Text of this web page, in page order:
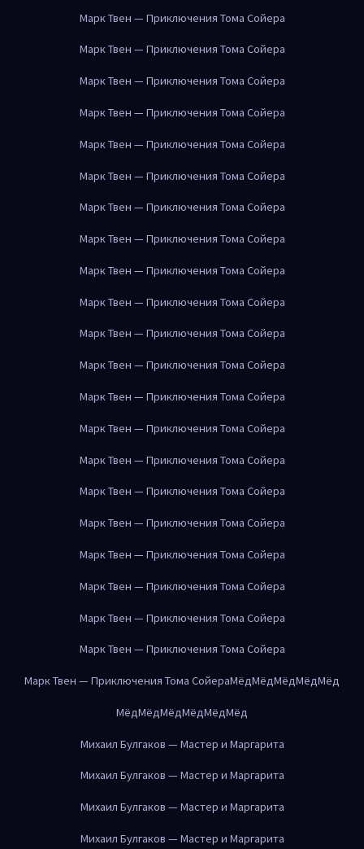
Марк Твен — Приключения Тома Сойера
Марк Твен — Приключения Тома Сойера
Марк Твен — Приключения Тома Сойера
Марк Твен — Приключения Тома Сойера
Марк Твен — Приключения Тома Сойера
Марк Твен — Приключения Тома Сойера
Марк Твен — Приключения Тома Сойера
Марк Твен — Приключения Тома Сойера
Марк Твен — Приключения Тома Сойера
Марк Твен — Приключения Тома Сойера
Марк Твен — Приключения Тома Сойера
Марк Твен — Приключения Тома Сойера
Марк Твен — Приключения Тома Сойера
Марк Твен — Приключения Тома Сойера
Марк Твен — Приключения Тома Сойера
Марк Твен — Приключения Тома Сойера
Марк Твен — Приключения Тома Сойера
Марк Твен — Приключения Тома Сойера
Марк Твен — Приключения Тома Сойера
Марк Твен — Приключения Тома Сойера
Марк Твен — Приключения Тома Сойера
Марк Твен — Приключения Тома СойераМёдМёдМёдМёдМёд
МёдМёдМёдМёдМёдМёд
Михаил Булгаков — Мастер и Маргарита
Михаил Булгаков — Мастер и Маргарита
Михаил Булгаков — Мастер и Маргарита
Михаил Булгаков — Мастер и Маргарита